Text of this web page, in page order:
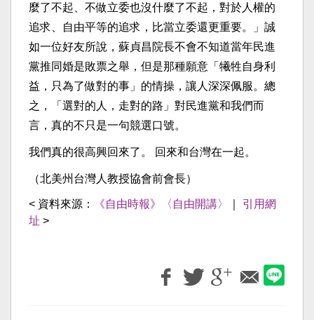
麼了不起、不做立委也沒什麼了不起，對於人權的
追求、自由平等的追求，比當立委還更重要。」誠
如一位好友所說，蘇貞昌院長不會不知道當年民進
黨推同婚是敗票之舉，但是那種願意「犧牲自身利
益，只為了做對的事」的情操，讓人深深佩服。總
之，「選對的人，走對的路」對民進黨和我們而
言，真的不只是一句競選口號。
我們真的很高興回來了。 回來和台灣在一起。
（北美州台灣人教授協會前會長）
< 資料來源： 《自由時報》〈自由開講〉
引用網
址 >